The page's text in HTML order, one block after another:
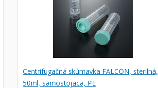
Centrifugačná skúmavka FALCON, sterilná,
50ml, samostojaca, PE